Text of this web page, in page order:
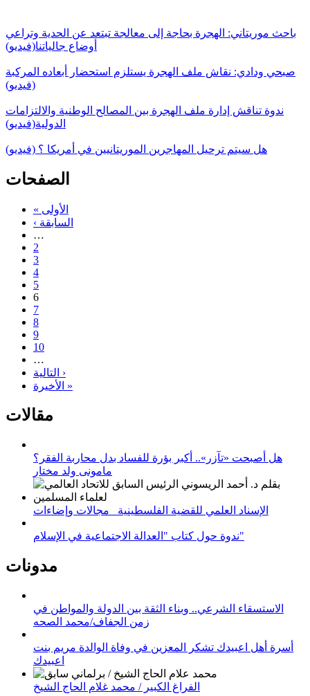
باحث موريتاني: الهجرة بحاجة إلى معالجة تبتعد عن الحدية وتراعي
أوضاع جالياتنا(فيديو)
صبحي ودادي: نقاش ملف الهجرة يستلزم استحضار أبعاده المركبة
(فيديو)
ندوة تناقش إدارة ملف الهجرة بين المصالح الوطنية والالتزامات
الدولية(فيديو)
هل سيتم ترحيل المهاجرين الموريتانيين في أمريكا ؟ (فيديو)
الصفحات
« الأولى
‹ السابقة
…
2
3
4
5
6
7
8
9
10
…
التالية ›
الأخيرة »
مقالات
هل أصبحت «تآزر».. أكبر بؤرة للفساد بدل محاربة الفقر؟
مامونى ولد مختار
الإسناد العلمي للقضية الفلسطينية_ مجالات وإضاءات
ندوة حول كتاب "العدالة الاجتماعية في الإسلام"
مدونات
الاستسقاء الشرعي.. وبناء الثقة بين الدولة والمواطن في
زمن الجفاف/محمد الصحه
أسرة أهل اعبيدك تشكر المعزين في وفاة الوالدة مريم بنت
اعبيدك
الفراغ الكبير / محمد غلام الحاج الشيخ